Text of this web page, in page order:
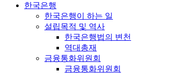
한국은행
한국은행이 하는 일
설립목적 및 역사
한국은행법의 변천
역대총재
금융통화위원회
금융통화위원회